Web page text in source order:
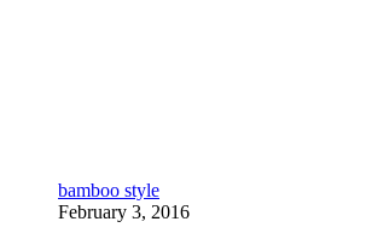
bamboo style
February 3, 2016